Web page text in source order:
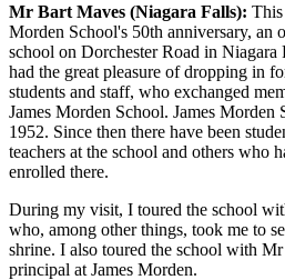
Mr Bart Maves (Niagara Falls): This
Morden School's 50th anniversary, an
school on Dorchester Road in Niagara
had the great pleasure of dropping in
students and staff, who exchanged
James Morden School. James
1952. Since then there have been
teachers at the school and others who
enrolled there.
During my visit, I toured the school
who, among other things, took me to
shrine. I also toured the school with
principal at James Morden.